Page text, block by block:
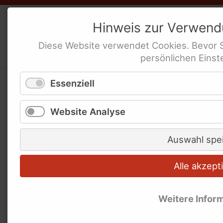
Weibernetz e.V.
Politische Interessen-Ver­tre­tung
Wörter-Buch
Hinweis zur
Diese Website verwendet Cookies. Bevor
persönlichen
Essenziell
Website Analyse
Auswahl
Alle
Weitere